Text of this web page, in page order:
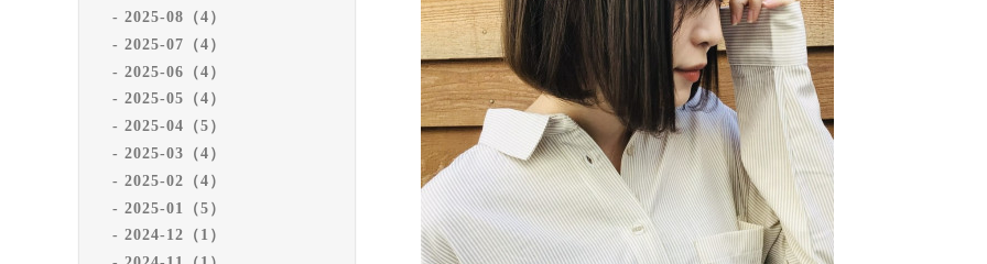
2025-08（4）
2025-07（4）
2025-06（4）
2025-05（4）
2025-04（5）
2025-03（4）
2025-02（4）
2025-01（5）
2024-12（1）